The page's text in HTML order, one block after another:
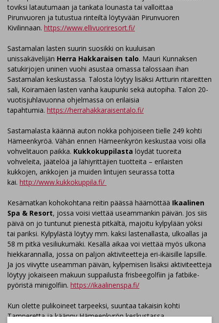
toviksi latautumaan ja tankata lounasta tai valloittaa
Pirunvuoren ja tutustua rinteiltä löytyvään Pirunvuoren
Kivilinnaan. https://www.ellivuoriresort.fi/
Sastamalan lasten suurin suosikki on kuuluisan
unissakävelijän Herra Hakkaraisen talo. Mauri Kunnaksen
satukirjojen uninen vuohi asustaa omassa talossaan ihan
Sastamalan keskustassa. Talosta löytyy lisäksi Artturin ritareitten
sali, Koiramäen lasten vanha kaupunki sekä autopiha. Talon 20-
vuotisjuhlavuonna ohjelmassa on erilaisia
tapahtumia. https://herrahakkaraisentalo.fi/
Sastamalasta käännä auton nokka pohjoiseen tielle 249 kohti
Hämeenkyröä. Vähän ennen Hämeenkyrön keskustaa voisi olla
vohvelitauon paikka. Kukkokuppilasta löydät tuoreita
vohveleita, jäätelöä ja lähiyrittäjien tuotteita – erilaisten
kukkojen, ankkojen ja muiden lintujen seurassa totta
kai. http://www.kukkokuppila.fi/
Kesämatkan kohokohtana reitin päässä häämöttää Ikaalinen
Spa & Resort, jossa voisi viettää useammankin päivän. Jos siis
päivä on jo tuntunut pienestä pitkältä, majoitu kylpylään yöksi
tai pariksi. Kylpylästä löytyy mm. kaksi lastenallasta, ulkoallas ja
58 m pitkä vesiliukumäki. Kesällä aikaa voi viettää myös ulkona
hiekkarannalla, jossa on paljon aktiviteetteja eri-ikäisille lapsille.
Ja jos viivytte useamman päivän, kylpemisen lisäksi aktiviteetteja
löytyy jokaiseen makuun suppailusta frisbeegolfiin ja fatbike-
pyöristä minigolfiin. https://ikaalinenspa.fi/
Kun olette pulikoineet tarpeeksi, suuntaa takaisin kohti
Tamperetta ja käänny Hämeenkyrön keskustassa